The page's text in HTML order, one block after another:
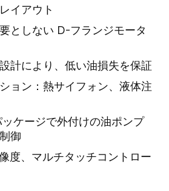
イアウト
としない D-フランジモータ
計により、低い油損失を保証
ョン：熱サイフォン、液体注
ケージで外付けの油ポンプ
御
度、マルチタッチコントロー